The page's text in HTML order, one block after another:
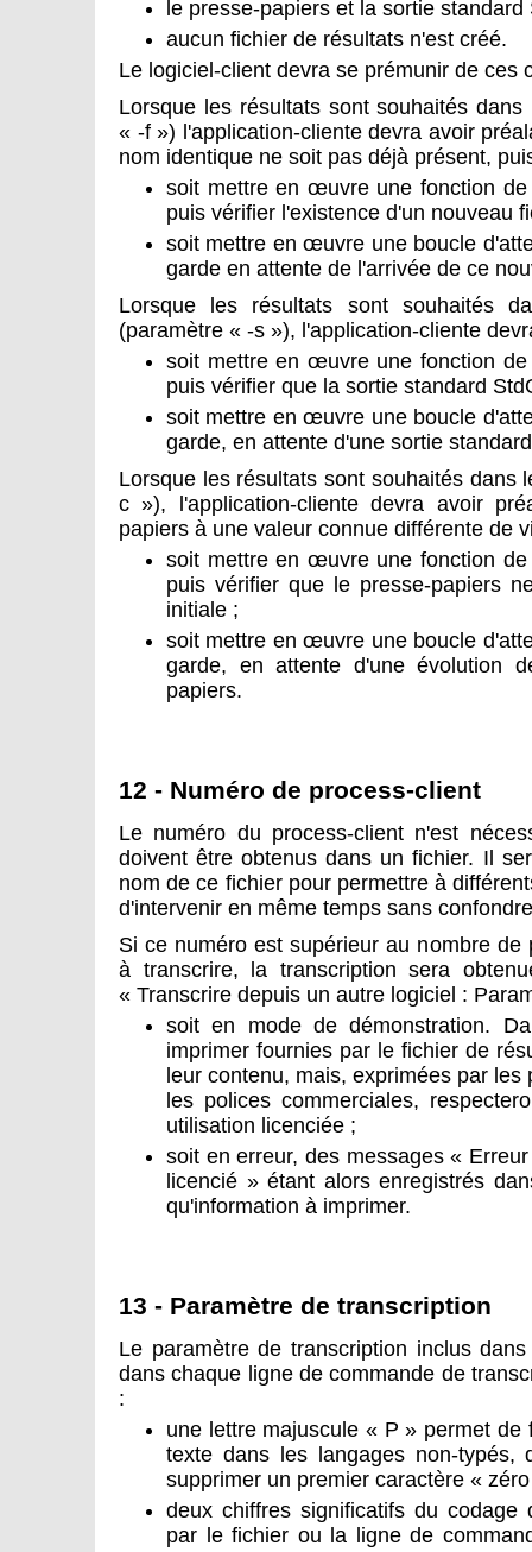
le presse-papiers et la sortie
aucun fichier de résultats n'est créé.
Le logiciel-client devra se prémunir de ces
Lorsque les résultats sont souhaités
« -f ») l'application-cliente devra avoir
nom identique ne soit pas déjà présent,
soit mettre en œuvre une fonction
puis vérifier l'existence d'un nouveau
soit mettre en œuvre une boucle
garde en attente de l'arrivée de ce
Lorsque les résultats sont souhaités
(paramètre « -s »), l'application-cliente
soit mettre en œuvre une fonction
puis vérifier que la sortie standard
soit mettre en œuvre une boucle
garde, en attente d'une sortie
Lorsque les résultats sont souhaités dans
c »), l'application-cliente devra avoir
papiers à une valeur connue différente de
soit mettre en œuvre une fonction
puis vérifier que le presse-papiers
initiale ;
soit mettre en œuvre une boucle
garde, en attente d'une évolution
papiers.
12 - Numéro de process-client
Le numéro du process-client n'est
doivent être obtenus dans un fichier. Il
nom de ce fichier pour permettre à
d'intervenir en même temps sans
Si ce numéro est supérieur au nombre
à transcrire, la transcription sera
« Transcrire depuis un autre logiciel :
soit en mode de démonstration.
imprimer fournies par le fichier de
leur contenu, mais, exprimées par
les polices commerciales,
utilisation licenciée ;
soit en erreur, des messages «
licencié » étant alors enregistrés
qu'information à imprimer.
13 - Paramètre de transcription
Le paramètre de transcription inclus
dans chaque ligne de commande de
:
une lettre majuscule « P » permet
texte dans les langages non-typés,
supprimer un premier caractère «
deux chiffres significatifs du
par le fichier ou la ligne de